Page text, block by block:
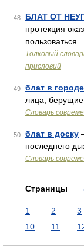
48 БЛАТ ОТ
протекция
пользоваться …
Толковый
присловий
49 блат в городе
лица, берущие
Cловарь
50 блат в доску
последнего
Cловарь
Страницы
1 2 3
10
11